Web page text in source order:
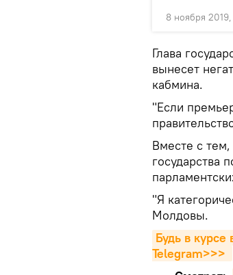
8 ноября
Глава
вынесет
кабмина.
"Если
Вместе с тем,
государства
"Я
Молдовы.
Будь в
Telegram>>>